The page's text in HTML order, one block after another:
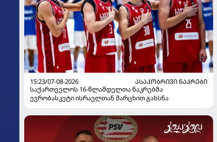
15:23/07-08-2026
ᲐᲡᲐᲙᲝᲑᲠᲘᲕᲘ ᲜᲐᲙᲠᲔᲑᲘ
საქართველოს 16-წლამდელთა ნაკრებმა
ევრობასკეტი ისრაელთან მარცხით გახსნა